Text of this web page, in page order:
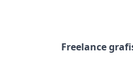
Freelance